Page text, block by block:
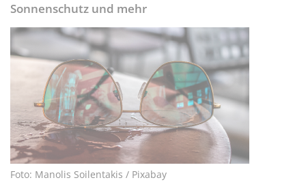
Sonnenschutz und mehr
Foto: Manolis Soilentakis / Pixabay